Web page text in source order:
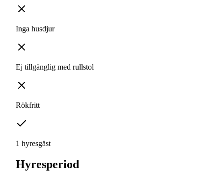
Inga husdjur
Ej tillgänglig med rullstol
Rökfritt
1 hyresgäst
Hyresperiod